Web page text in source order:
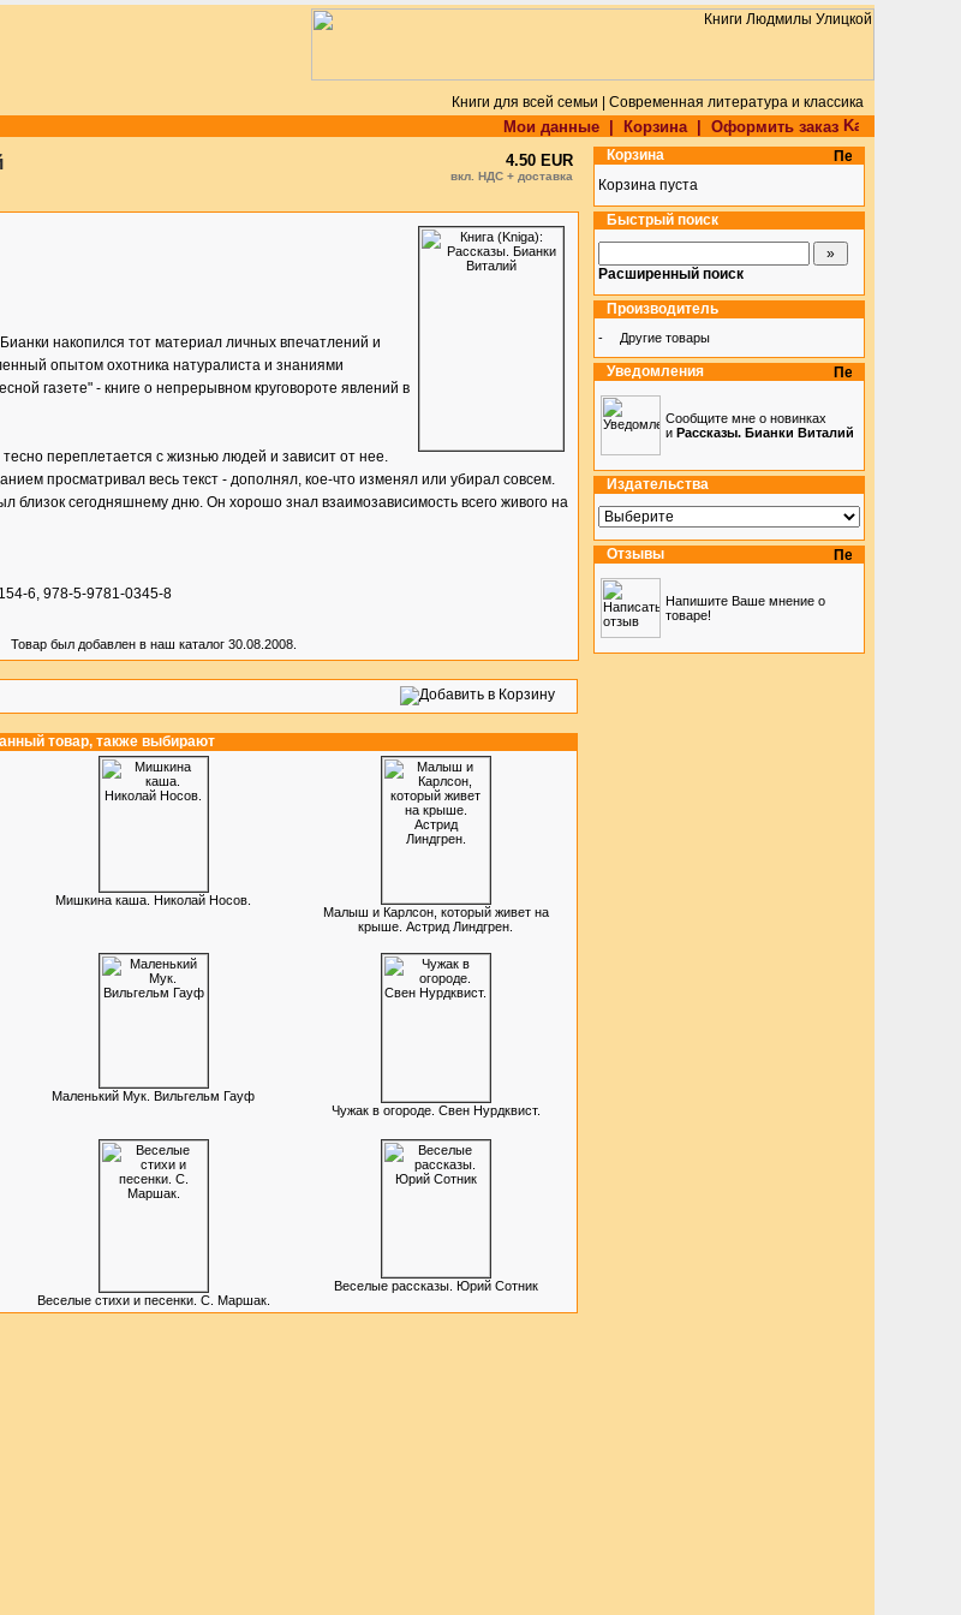
Книги для всей семьи | Современная литература и классика
Мои данные Корзина| Оформить заказ
4.50 EUR
вкл. НДС + доставка
накопился тот материал личных впечатлений и
опытом охотника натуралиста и знаниями
газете" - книге о непрерывном круговороте явлений в
переплетается с жизнью людей и зависит от нее.
просматривал весь текст - дополнял, кое-что изменял или убирал совсем.
близок сегодняшнему дню. Он хорошо знал взаимозависимость всего живого на
6, 978-5-9781-0345-8
Товар был добавлен в наш каталог 30.08.2008.
товар, также выбирают
Мишкина каша. Николай Носов.
Малыш и Карлсон, который живет на
крыше. Астрид Линдгрен.
Маленький Мук. Вильгельм Гауф
Чужак в огороде. Свен Нурдквист.
Веселые стихи и песенки. С. Маршак.
Веселые рассказы. Юрий Сотник
Корзина
Корзина пуста
Быстрый поиск
Расширенный поиск
Производитель
- Другие товары
Уведомления
Сообщите мне о новинках
и Рассказы. Бианки Виталий
Издательства
Отзывы
Напишите Ваше мнение о
товаре!